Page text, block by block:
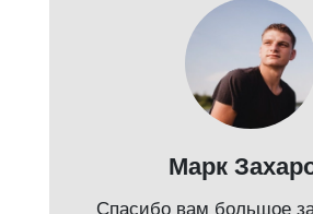
Марк
Спасибо вам большое